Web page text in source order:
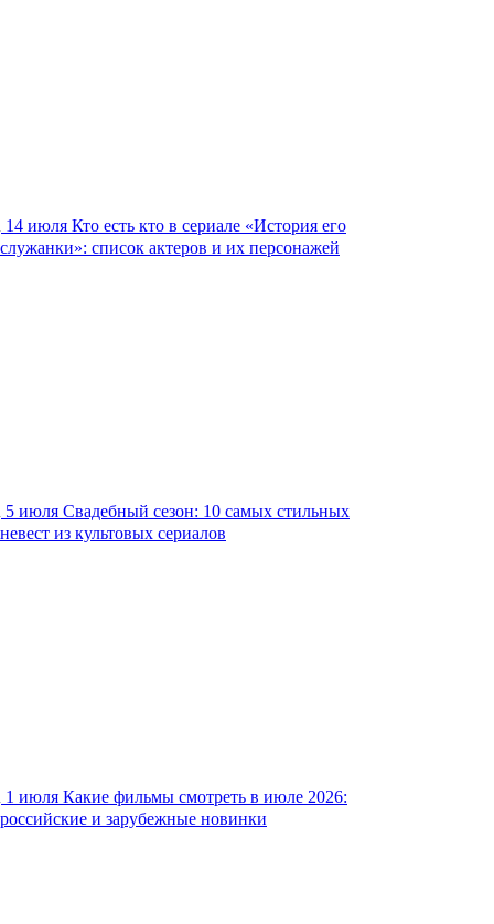
14 июля Кто есть кто в сериале «История его
служанки»: список актеров и их персонажей
5 июля Свадебный сезон: 10 самых стильных
невест из культовых сериалов
1 июля Какие фильмы смотреть в июле 2026:
российские и зарубежные новинки